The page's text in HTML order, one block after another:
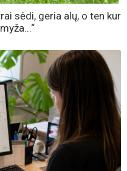
sėdi, geria alų, o ten kur